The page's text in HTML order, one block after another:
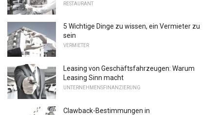
RESTAURANT
5 Wichtige Dinge zu wissen, ein Vermieter zu
sein
VERMIETER
Leasing von Geschäftsfahrzeugen: Warum
Leasing Sinn macht
UNTERNEHMENSFINANZIERUNG
Clawback-Bestimmungen in